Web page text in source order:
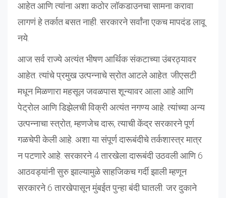
आहेत आणि त्यांना अशा कठोर लॉकडाउनचा सामना करावा
लागणं हे तर्कात बसत नाही. सरकारने सर्वांना एकच मापदंड लावू
नये.
आज सर्व राज्ये अत्यंत भीषण आर्थिक संकटाच्या उंबरठ्यावर
आहेत. त्यांचे प्रमुख उत्पन्नाचे स्रोत आटले आहेत. जीएसटी
मधून मिळणारा महसूल जवळपास शून्यावर आला आहे आणि
पेट्रोल आणि डिझेलची विक्री अत्यंत नगण्य आहे. त्यांच्या अन्य
उत्पन्नाचा स्त्रोत, म्हणजेच दारू, त्याची केंद्र सरकारने पूर्ण
गळचेपी केली आहे. अशा या संपूर्ण दारूबंदीचे तर्कशास्त्र मात्र
न पटणारे आहे. सरकारने 4 तारखेला दारूबंदी उठवली आणि 6
आठवड्यांनी सुरु झाल्यामुळे साहजिकच गर्दी झाली म्हणून
सरकारने 6 तारखेपासून मुंबईत पुन्हा बंदी घातली. जर दुकाने